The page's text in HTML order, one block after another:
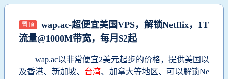
置顶
wap.ac-超便宜美国VPS，解锁Netflix，1T
流量@1000M带宽，每月$2起
wap.ac以非常便宜2美元起步的价格，提供美国以
及香港、新加坡、 台湾、加拿大等地区、可以解锁Ne